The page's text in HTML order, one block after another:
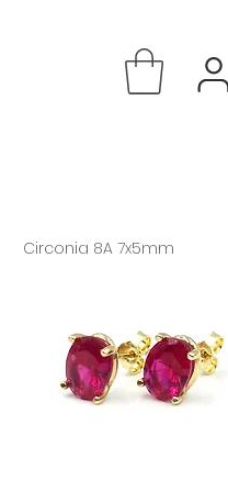
Circonia 8A 7x5mm